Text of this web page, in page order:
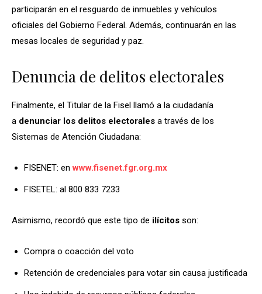
participarán en el resguardo de inmuebles y vehículos
oficiales del Gobierno Federal. Además, continuarán en las
mesas locales de seguridad y paz.
Denuncia de delitos electorales
Finalmente, el Titular de la Fisel llamó a la ciudadanía
a denunciar los delitos electorales a través de los
Sistemas de Atención Ciudadana:
FISENET: enwww.fisenet.fgr.org.mx
FISETEL: al 800 833 7233
Asimismo, recordó que este tipo de ilícitos son:
Compra o coacción del voto
Retención de credenciales para votar sin causa justificada